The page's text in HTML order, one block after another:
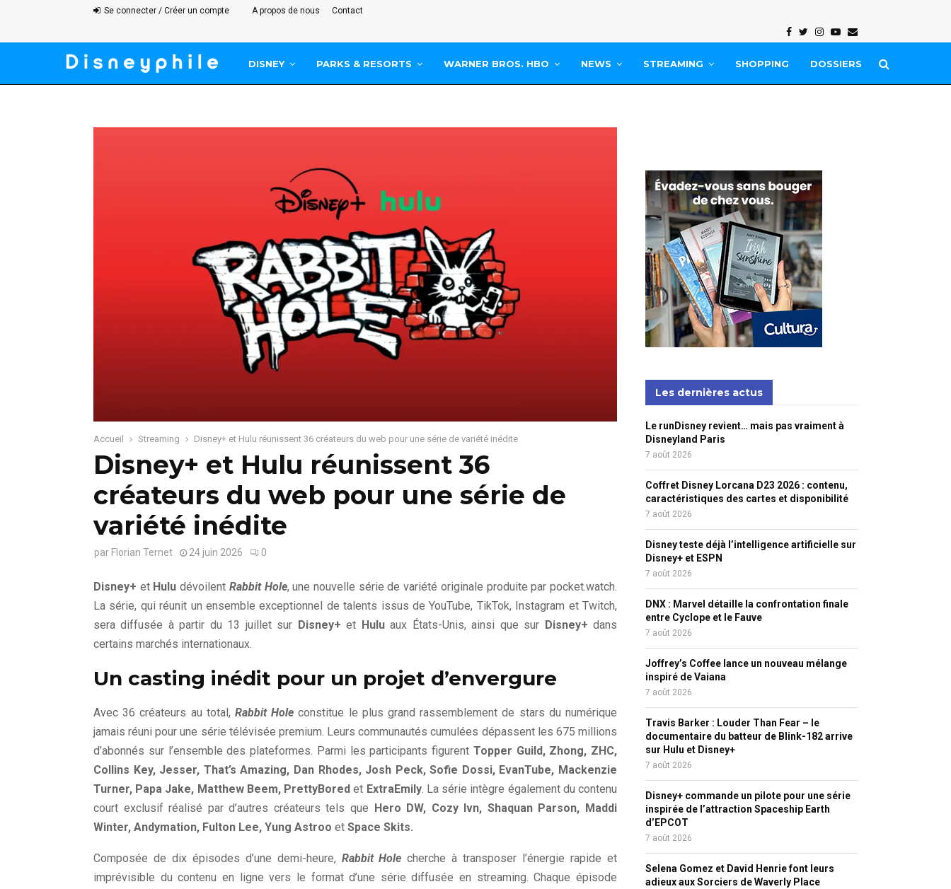
Se connecter / Créer un compte A propos de nous Contact
Facebook
Twitter
Instagram
Youtube
Email
DISNEY PARKS & RESORTS WARNER BROS. HBO NEWS STREAMING SHOPPING DOSSIERS
Accueil Streaming Disney+ et Hulu réunissent 36 créateurs du web pour une série de variété inédite
Disney+ et Hulu réunissent 36
créateurs du web pour une série de
variété inédite
par Florian Ternet 24 juin 2026 0
Disney+ et Hulu dévoilent Rabbit Hole, une nouvelle série de variété originale produite par pocket.watch.
La série, qui réunit un ensemble exceptionnel de talents issus de YouTube, TikTok, Instagram et Twitch,
sera diffusée à partir du 13 juillet sur Disney+ et Huluaux États-Unis, ainsi que sur Disney+ dans
certains marchés internationaux.
Un casting inédit pour un projet d’envergure
Avec 36 créateurs au total, Rabbit Hole constitue le plus grand rassemblement de stars du numérique
jamais réuni pour une série télévisée premium. Leurs communautés cumulées dépassent les 675 millions
d’abonnés sur l’ensemble des plateformes. Parmi les participants figurent Topper Guild, Zhong, ZHC,
Collins Key, Jesser, That’s Amazing, Dan Rhodes, Josh Peck, Sofie Dossi, EvanTube, Mackenzie
Turner, Papa Jake, Matthew Beem, PrettyBoredet ExtraEmily. La série intègre également du contenu
court exclusif réalisé par d’autres créateurs tels que
Hero DW, Cozy Ivn, Shaquan Parson, Maddi
Winter, Andymation, Fulton Lee, Yung Astroo et Space Skits.
Composée de dix épisodes d’une demi-heure, Rabbit Hole cherche à transposer l’énergie rapide et
imprévisible du contenu en ligne vers le format d’une série diffusée en streaming. Chaque épisode
Les dernières actus
Le runDisney revient… mais pas vraiment à
Disneyland Paris
7 août 2026
Coffret Disney Lorcana D23 2026 : contenu,
caractéristiques des cartes et disponibilité
7 août 2026
Disney teste déjà l’intelligence artificielle sur
Disney+ et ESPN
7 août 2026
DNX : Marvel détaille la confrontation finale
entre Cyclope et le Fauve
7 août 2026
Joffrey’s Coffee lance un nouveau mélange
inspiré de Vaiana
7 août 2026
Travis Barker : Louder Than Fear – le
documentaire du batteur de Blink-182 arrive
sur Hulu et Disney+
7 août 2026
Disney+ commande un pilote pour une série
inspirée de l’attraction Spaceship Earth
d’EPCOT
7 août 2026
Selena Gomez et David Henrie font leurs
adieux aux Sorciers de Waverly Place